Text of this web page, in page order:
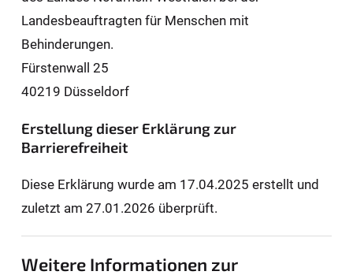
Landesbeauftragten für Men­schen mit
Behinderungen.
Fürstenwall 25
40219 Düsseldorf
Erstellung dieser Erklärung zur
Barrierefreiheit
Diese Erklärung wurde am 17.04.2025 erstellt und
zuletzt am 27.01.2026 überprüft.
Weitere Informationen zur